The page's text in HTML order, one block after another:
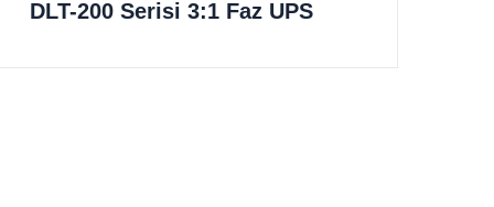
DLT-200 Serisi 3:1 Faz UPS